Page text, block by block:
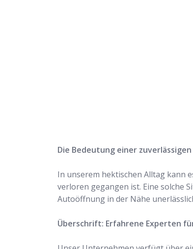
Die Bedeutung einer
In unserem hektischen Alltag kann
verloren gegangen ist. Eine solche
Autoöffnung in der Nähe
Überschrift: Erfahrene Experten